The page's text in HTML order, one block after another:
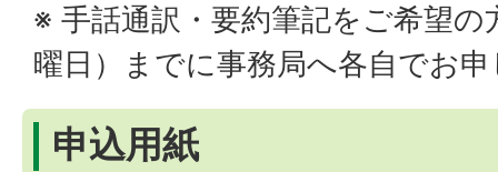
※ 手話通訳・要約筆記をご希望の
曜日）までに事務局へ各自でお
申込用紙